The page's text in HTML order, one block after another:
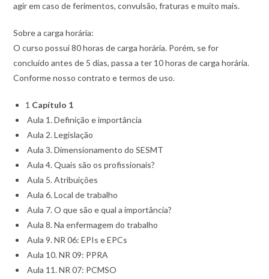
agir em caso de ferimentos, convulsão, fraturas e muito mais.
Sobre a carga horária:
O curso possui 80 horas de carga horária. Porém, se for
concluído antes de 5 dias, passa a ter 10 horas de carga horária.
Conforme nosso contrato e termos de uso.
1 Capítulo 1
Aula 1. Definição e importância
Aula 2. Legislação
Aula 3. Dimensionamento do SESMT
Aula 4. Quais são os profissionais?
Aula 5. Atribuições
Aula 6. Local de trabalho
Aula 7. O que são e qual a importância?
Aula 8. Na enfermagem do trabalho
Aula 9. NR 06: EPIs e EPCs
Aula 10. NR 09: PPRA
Aula 11. NR 07: PCMSO